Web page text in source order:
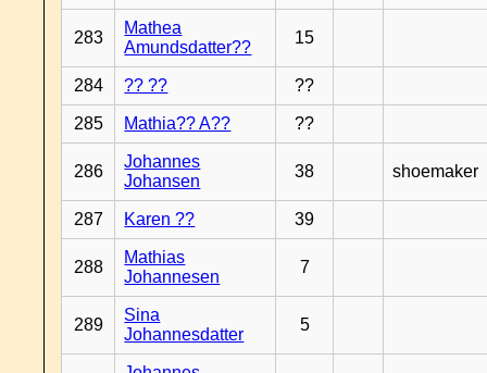
283
Mathea
Amundsdatter??
15
284 ?? ?? ??
285 Mathia?? A?? ??
286
Johannes
Johansen
38 shoemaker
287 Karen ?? 39
288
Mathias
Johannesen
7
289
Sina
Johannesdatter
5